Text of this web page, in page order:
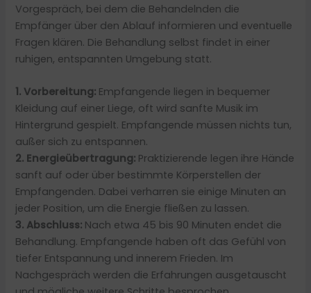
Vorgespräch, bei dem die Behandelnden die
Empfänger über den Ablauf informieren und eventuelle
Fragen klären. Die Behandlung selbst findet in einer
ruhigen, entspannten Umgebung statt.
1. Vorbereitung: Empfangende liegen in bequemer
Kleidung auf einer Liege, oft wird sanfte Musik im
Hintergrund gespielt. Empfangende müssen nichts tun,
außer sich zu entspannen.
2. Energieübertragung: Praktizierende legen ihre Hände
sanft auf oder über bestimmte Körperstellen der
Empfangenden. Dabei verharren sie einige Minuten an
jeder Position, um die Energie fließen zu lassen.
3. Abschluss: Nach etwa 45 bis 90 Minuten endet die
Behandlung. Empfangende haben oft das Gefühl von
tiefer Entspannung und innerem Frieden. Im
Nachgespräch werden die Erfahrungen ausgetauscht